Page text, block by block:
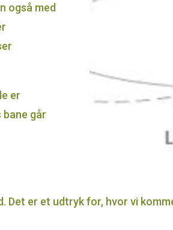
også med
er
bane går
er et udtryk for, hvor vi